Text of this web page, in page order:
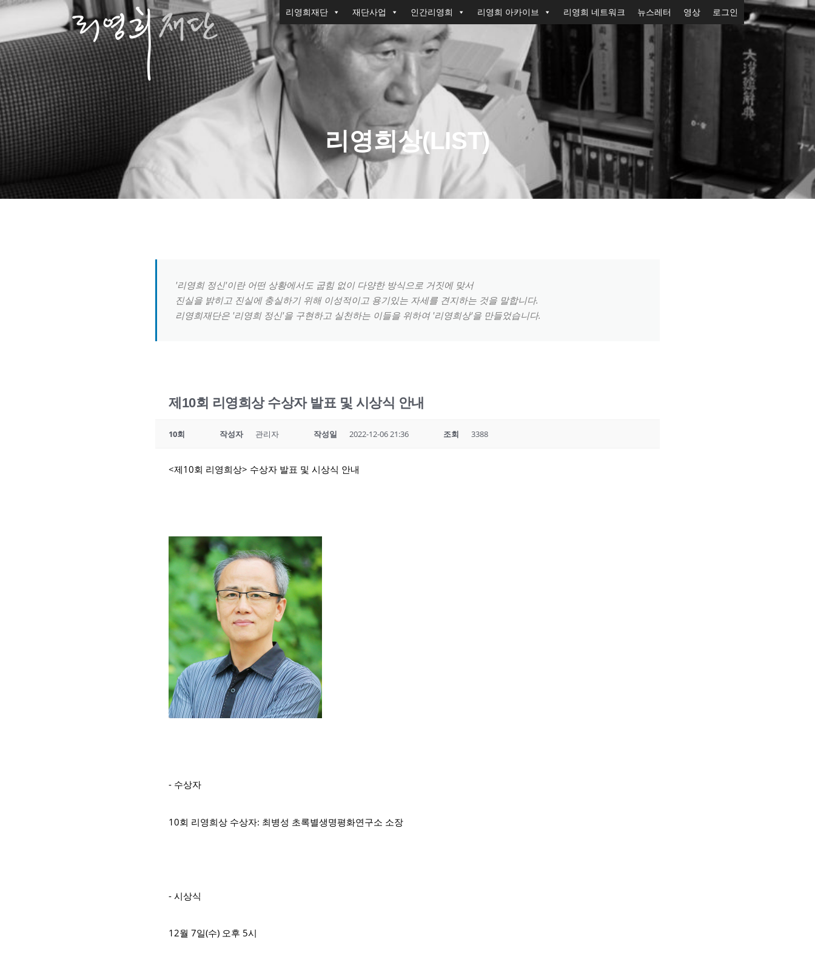
콘
로
바
로
가
기
리영희재단 재단사업 인간리영희 리영희 아카이브 리영희 네트워크 뉴스레터 영상 로그인
리영희상(LIST)
'리영희 정신'이란 어떤 상황에서도 굽힘 없이 다양한 방식으로 거짓에 맞서
진실을 밝히고 진실에 충실하기 위해 이성적이고 용기있는 자세를 견지하는 것을 말합니다.
리영희재단은 '리영희 정신'을 구현하고 실천하는 이들을 위하여 '리영희상'을 만들었습니다.
제10회 리영희상 수상자 발표 및 시상식 안내
10회 작성자 관리자 작성일 2022-12-06 21:36 조회 3388
<제10회 리영희상> 수상자 발표 및 시상식 안내
- 수상자
10회 리영희상 수상자: 최병성 초록별생명평화연구소 소장
- 시상식
12월 7일(수) 오후 5시